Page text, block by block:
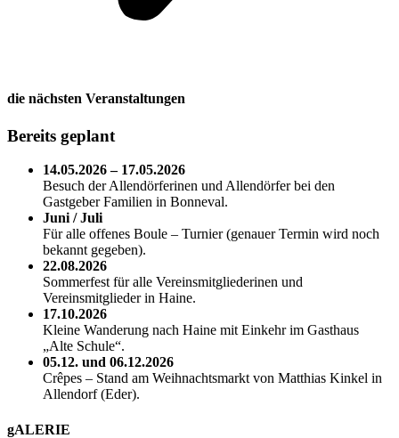
die nächsten Veranstaltungen
Bereits geplant
14.05.2026 – 17.05.2026
Besuch der Allendörferinen und Allendörfer bei den
Gastgeber Familien in Bonneval.
Juni / Juli
Für alle offenes Boule – Turnier (genauer Termin wird noch
bekannt gegeben).
22.08.2026
Sommerfest für alle Vereinsmitgliederinen und
Vereinsmitglieder in Haine.
17.10.2026
Kleine Wanderung nach Haine mit Einkehr im Gasthaus
„Alte Schule“.
05.12. und 06.12.2026
Crêpes – Stand am Weihnachtsmarkt von Matthias Kinkel in
Allendorf (Eder).
gALERIE